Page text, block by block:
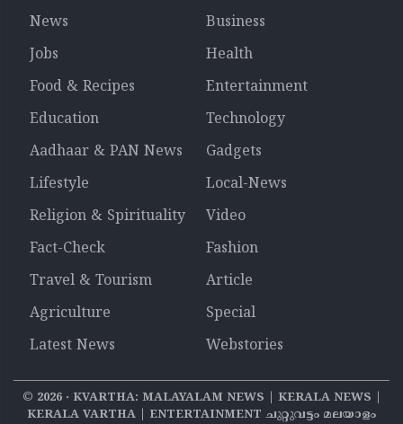
News
Business
Jobs
Health
Food & Recipes
Entertainment
Education
Technology
Aadhaar & PAN News
Gadgets
Lifestyle
Local-News
Religion & Spirituality
Video
Fact-Check
Fashion
Travel & Tourism
Article
Agriculture
Special
Latest News
Webstories
© 2026‧ KVARTHA: MALAYALAM NEWS | KERALA NEWS |
KERALA VARTHA | ENTERTAINMENT ചുറ്റുവട്ടം മലയാളം